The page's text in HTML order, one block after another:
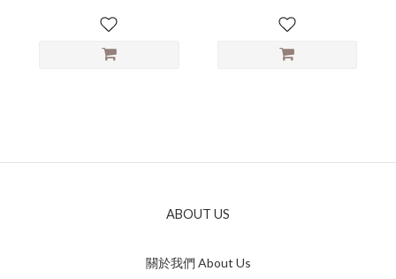
美女再下單💗】
ABOUT US
關於我們 About Us